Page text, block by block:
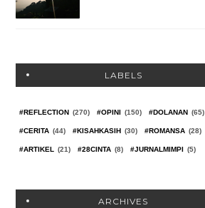
LABELS
#REFLECTION (270) #OPINI (150) #DOLANAN (65)
#CERITA (44) #KISAHKASIH (30) #ROMANSA (28)
#ARTIKEL (21) #28CINTA (8) #JURNALMIMPI (5)
ARCHIVES